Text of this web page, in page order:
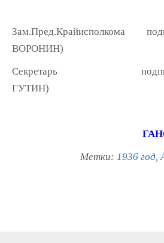
ВОРОНИН)
Секретарь
ГУТИН)
Метки: 1936 год,